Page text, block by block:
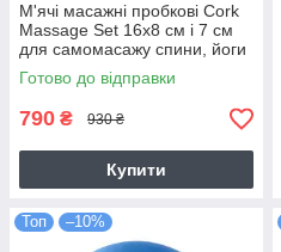
М'ячі масажні пробкові Cork
Massage Set 16х8 см і 7 ​​см
для самомасажу спини, йоги
(FI-1113-FI-1115)
Готово до відправки
790 ₴ 930 ₴
Купити
Топ –10%